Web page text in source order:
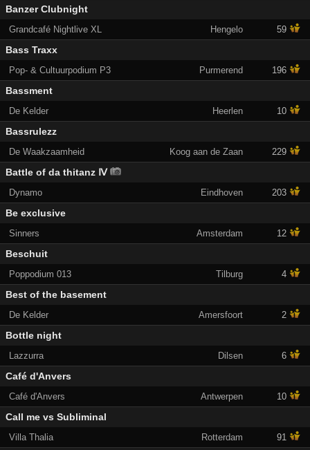
Banzer Clubnight
Grandcafé Nightlive XL Hengelo 59
Bass Traxx
Pop- & Cultuurpodium P3 Purmerend 196
Bassment
De Kelder Heerlen 10
Bassrulezz
De Waakzaamheid Koog aan de Zaan 229
Battle of da thitanz Ⅳ
Dynamo Eindhoven 203
Be exclusive
Sinners Amsterdam 12
Beschuit
Poppodium 013 Tilburg 4
Best of the basement
De Kelder Amersfoort 2
Bottle night
Lazzurra Dilsen 6
Café d'Anvers
Café d'Anvers Antwerpen 10
Call me vs Subliminal
Villa Thalia Rotterdam 91